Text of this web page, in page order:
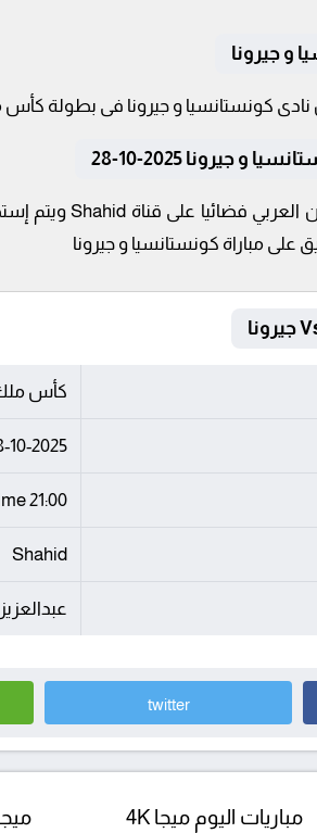
و جيرونا
جيرونا 2025-10-28
على مباراة كونستانسيا و جيرونا
كأس ملك
10-2025
21:00 Time
Shahid
twitter
مباريات اليوم ميجا 4K ميجا 4K مباشر